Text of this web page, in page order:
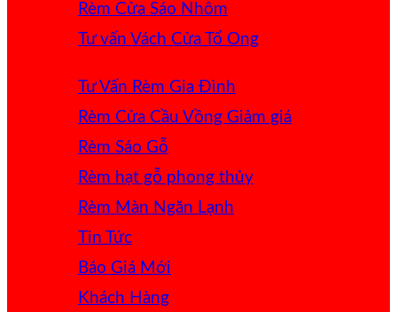
Rèm Cửa Sáo Nhôm
Tư vấn Vách Cửa Tổ Ong
Tư Vấn Rèm Gia Đình
Rèm Cửa Cầu Vồng
Rèm Sáo Gỗ
Rèm hạt gỗ phong thủy
Rèm Màn Ngăn Lạnh
Tin Tức
Báo Giá
Khách Hàng